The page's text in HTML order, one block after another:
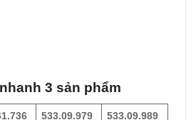
3 sản phẩm
533.09.979 533.09.989